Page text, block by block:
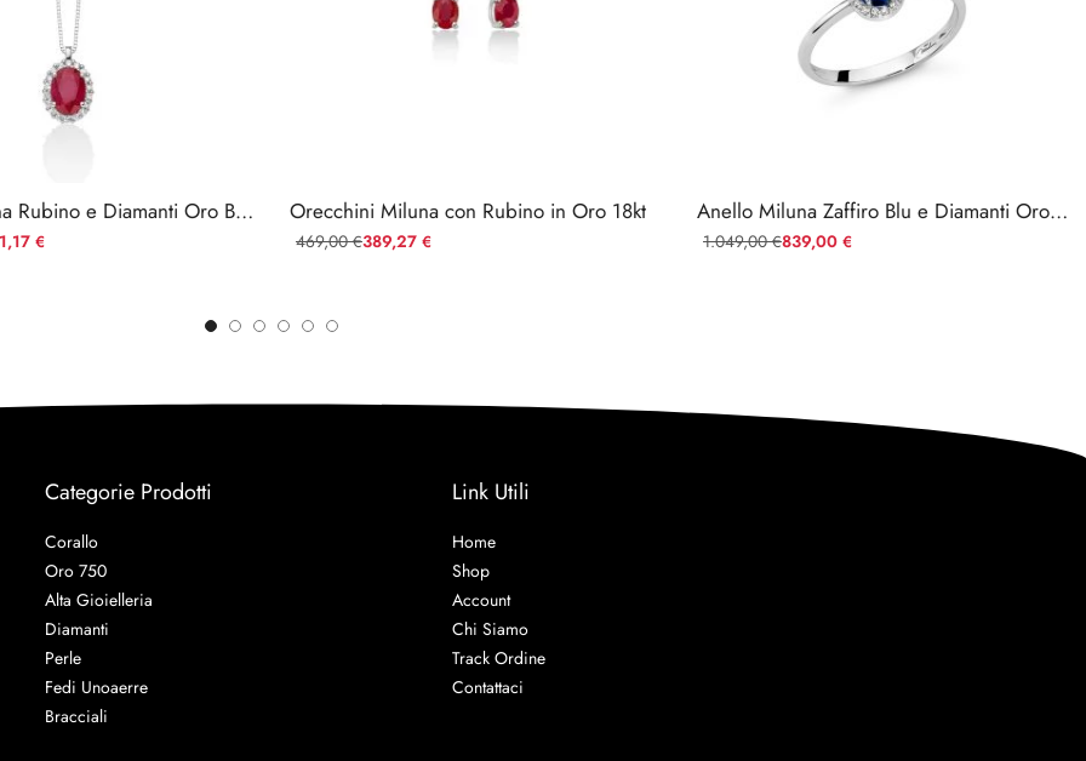
Collana Miluna Rubino e Diamanti Oro Bianco 18k
€
Orecchini Miluna con Rubino in Oro 18kt
389,27 €
469,00€
Anello Miluna Zaffiro Blu e Diamanti Oro 18kt
839,00 €
1.049,00€
Categorie Prodotti
Corallo
Oro 750
Alta Gioielleria
Diamanti
Perle
Fedi Unoaerre
Bracciali
Link Utili
Home
Shop
Account
Chi Siamo
Track Ordine
Contattaci